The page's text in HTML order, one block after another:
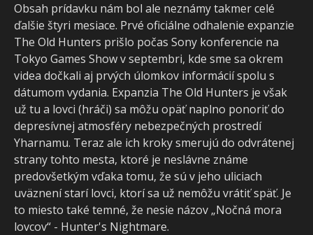
Obsah prídavku nám bol ale neznámy takmer celé
ďalšie štyri mesiace. Prvé oficiálne odhalenie expanzie
The Old Hunters prišlo počas Sony konferencie na
Tokyo Games Show v septembri, kde sme sa okrem
videa dočkali aj prvých úlomkov informácií spolu s
dátumom vydania. Expanzia The Old Hunters je však
už tu a lovci (hráči) sa môžu opäť naplno ponoriť do
depresívnej atmosféry nebezpečných prostredí
Yharnamu. Teraz ale ich kroky smerujú do odvrátenej
strany tohto mesta, ktoré je neslávne známe
predovšetkým vďaka tomu, že sú v jeho uliciach
uväznení starí lovci, ktorí sa už nemôžu vrátiť späť. Je
to miesto také temné, že nesie názov „Nočná mora
lovcov“ - Hunter's Nightmare.